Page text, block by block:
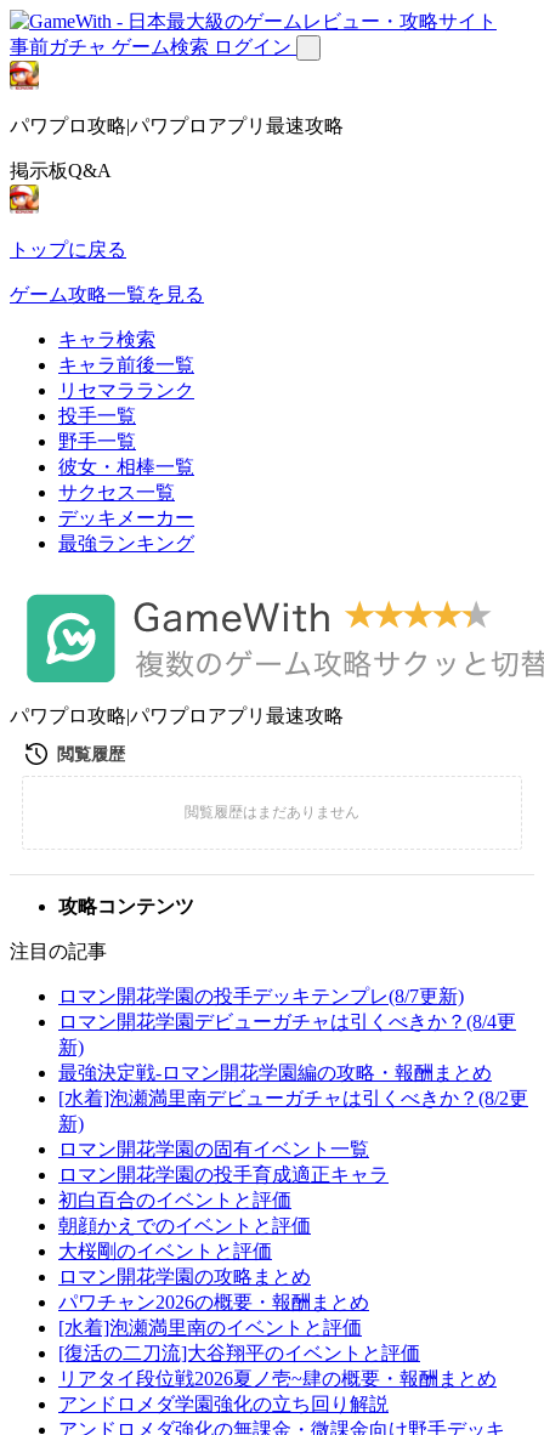
事前ガチャ ゲーム検索 ログイン
パワプロ攻略|パワプロアプリ最速攻略
掲示板Q&A
トップに戻る
ゲーム攻略一覧を見る
キャラ検索
キャラ前後一覧
リセマラランク
投手一覧
野手一覧
彼女・相棒一覧
サクセス一覧
デッキメーカー
最強ランキング
パワプロ攻略|パワプロアプリ最速攻略
攻略コンテンツ
注目の記事
ロマン開花学園の投手デッキテンプレ(8/7更新)
ロマン開花学園デビューガチャは引くべきか？(8/4更
新)
最強決定戦-ロマン開花学園編の攻略・報酬まとめ
[水着]泡瀬満里南デビューガチャは引くべきか？(8/2更
新)
ロマン開花学園の固有イベント一覧
ロマン開花学園の投手育成適正キャラ
初白百合のイベントと評価
朝顔かえでのイベントと評価
大桜剛のイベントと評価
ロマン開花学園の攻略まとめ
パワチャン2026の概要・報酬まとめ
[水着]泡瀬満里南のイベントと評価
[復活の二刀流]大谷翔平のイベントと評価
リアタイ段位戦2026夏ノ壱~肆の概要・報酬まとめ
アンドロメダ学園強化の立ち回り解説
アンドロメダ強化の無課金・微課金向け野手デッキ